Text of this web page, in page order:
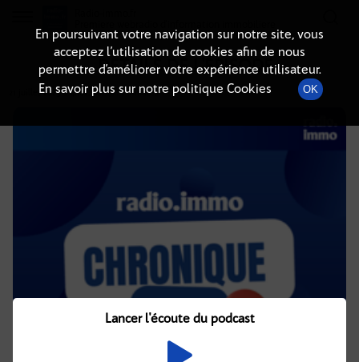
DÉTAILS DE L'ÉPISODE
21 juillet 2023à 4h02 , durée : 2 minutes
En poursuivant votre navigation sur notre site, vous
acceptez l’utilisation de cookies afin de nous
permettre d’améliorer votre expérience utilisateur.
En savoir plus sur notre politique Cookies
OK
Lancer l'écoute du podcast